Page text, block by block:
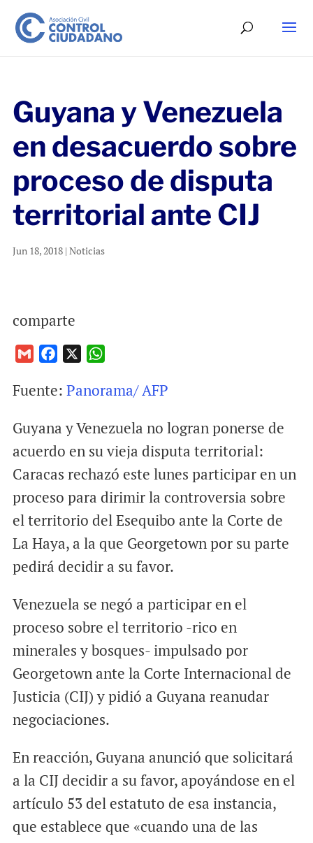
Guyana y Venezuela
en desacuerdo sobre
proceso de disputa
territorial ante CIJ
Jun 18, 2018| Noticias
comparte
a
l
c
b
k
a
s
p
Fuente: Panorama/ AFP
Guyana y Venezuela no logran ponerse de
acuerdo en su vieja disputa territorial:
Caracas rechazó este lunes participar en un
proceso para dirimir la controversia sobre
el territorio del Esequibo ante la Corte de
La Haya, a la que Georgetown por su parte
pedirá decidir a su favor.
Venezuela se negó a participar en el
proceso sobre el territorio -rico en
minerales y bosques- impulsado por
Georgetown ante la Corte Internacional de
Justicia (CIJ) y pidió a Guyana reanudar
negociaciones.
En reacción, Guyana anunció que solicitará
a la CIJ decidir a su favor, apoyándose en el
artículo 53 del estatuto de esa instancia,
que establece que «cuando una de las